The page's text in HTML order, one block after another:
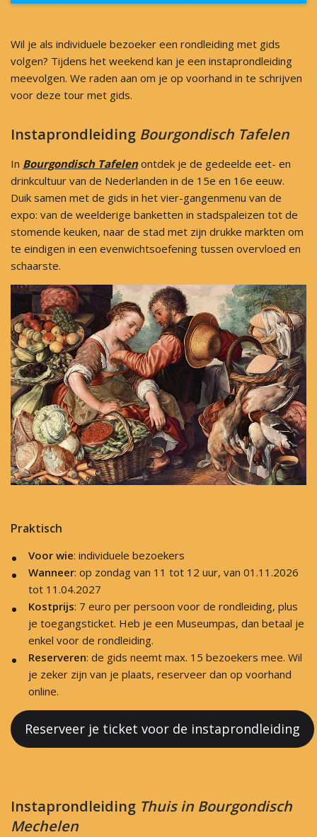
Wil je als individuele bezoeker een rondleiding met gids
volgen? Tijdens het weekend kan je een instaprondleiding
meevolgen. We raden aan om je op voorhand in te schrijven
voor deze tour met gids.
Instaprondleiding Bourgondisch Tafelen
In Bourgondisch Tafelenontdek je de gedeelde eet- en
drinkcultuur van de Nederlanden in de 15e en 16e eeuw.
Duik samen met de gids in het vier-gangenmenu van de
expo: van de weelderige banketten in stadspaleizen tot de
stomende keuken, naar de stad met zijn drukke markten om
te eindigen in een evenwichtsoefening tussen overvloed en
schaarste.
Praktisch
Voor wie: individuele bezoekers
Wanneer: op zondag van 11 tot 12 uur, van 01.11.2026
tot 11.04.2027
Kostprijs: 7 euro per persoon voor de rondleiding, plus
je toegangsticket. Heb je een Museumpas, dan betaal je
enkel voor de rondleiding.
Reserveren: de gids neemt max. 15 bezoekers mee. Wil
je zeker zijn van je plaats, reserveer dan op voorhand
online.
Reserveer je ticket voor de instaprondleiding
Instaprondleiding Thuis in Bourgondisch
Mechelen